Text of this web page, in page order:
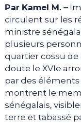
Par Kamel M. –
circulent sur les
ministre
plusieurs
quartier cossu de
doute le XVIe
par des
montrent le
sénégalais,
terre et tabassé